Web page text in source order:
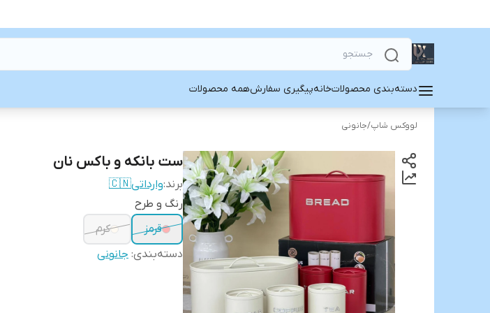
دسته‌بندی محصولاتخانهپیگیری سفارشهمه محصولات
لووکس شاپ/جانونی
ست بانکه و باکس نان
برند:وارداتی🇨🇳
رنگ و طرح
قرمز
کرم
دسته‌بندی: جانونی